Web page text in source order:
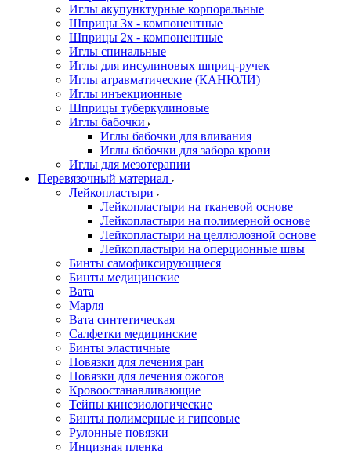
Иглы акупунктурные корпоральные
Шприцы 3х - компонентные
Шприцы 2х - компонентные
Иглы спинальные
Иглы для инсулиновых шприц-ручек
Иглы атравматические (КАНЮЛИ)
Иглы инъекционные
Шприцы туберкулиновые
Иглы бабочки
Иглы бабочки для вливания
Иглы бабочки для забора крови
Иглы для мезотерапии
Перевязочный материал
Лейкопластыри
Лейкопластыри на тканевой основе
Лейкопластыри на полимерной основе
Лейкопластыри на целлюлозной основе
Лейкопластыри на оперционные швы
Бинты самофиксирующиеся
Бинты медицинские
Вата
Марля
Вата синтетическая
Салфетки медицинские
Бинты эластичные
Повязки для лечения ран
Повязки для лечения ожогов
Кровоостанавливающие
Тейпы кинезиологические
Бинты полимерные и гипсовые
Рулонные повязки
Инцизная пленка